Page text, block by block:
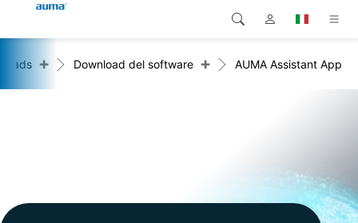
Prodotti
Global
Nord America
Ricerca
+ Download del software + AUMA Assistant App